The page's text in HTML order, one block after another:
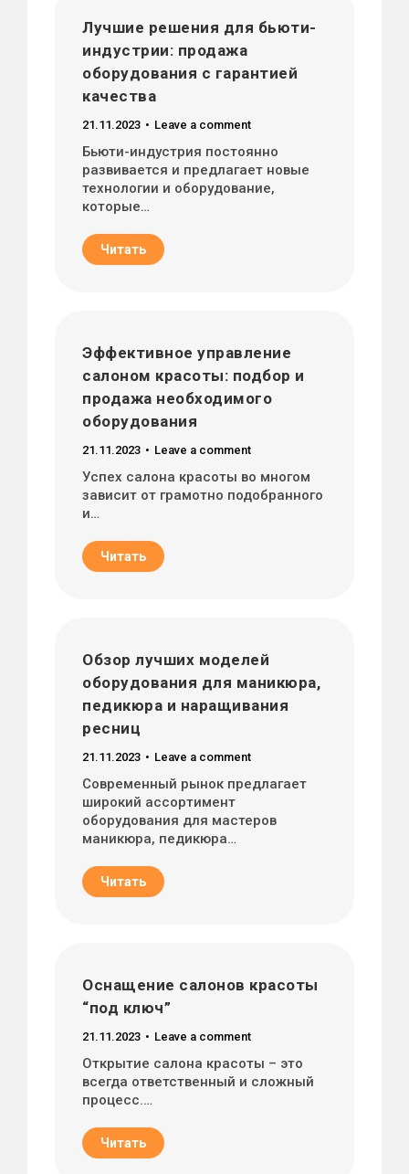
Лучшие решения для бьюти-
индустрии: продажа
оборудования с гарантией
качества
21.11.2023 Leave a comment
Бьюти-индустрия постоянно
развивается и предлагает новые
технологии и оборудование,
которые…
Читать
Эффективное управление
салоном красоты: подбор и
продажа необходимого
оборудования
21.11.2023 Leave a comment
Успех салона красоты во многом
зависит от грамотно подобранного
и…
Читать
Обзор лучших моделей
оборудования для маникюра,
педикюра и наращивания
ресниц
21.11.2023 Leave a comment
Современный рынок предлагает
широкий ассортимент
оборудования для мастеров
маникюра, педикюра…
Читать
Оснащение салонов красоты
“под ключ”
21.11.2023 Leave a comment
Открытие салона красоты – это
всегда ответственный и сложный
процесс.…
Читать